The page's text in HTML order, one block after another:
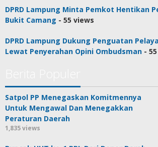
DPRD Lampung Minta Pemkot Hentikan
Bukit Camang - 55 views
DPRD Lampung Dukung Penguatan
Lewat Penyerahan Opini Ombudsman -
Satpol PP Menegaskan Komitmennya
Untuk Mengawal Dan Menegakkan
Peraturan Daerah
1,835 views